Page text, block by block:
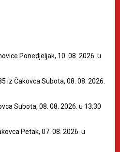
Ponedjeljak, 10. 08. 2026. u
iz Čakovca Subota, 08. 08. 2026.
Subota, 08. 08. 2026. u 13:30
Petak, 07. 08. 2026. u